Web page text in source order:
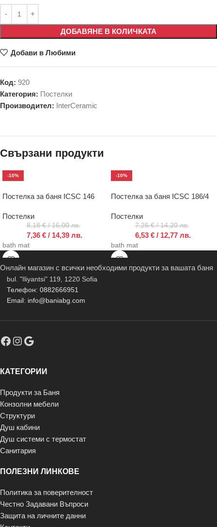
ДОБАВЯНЕ В КОЛИЧКАТА
Добави в Любими
Код: 920
Категория: Постелки
Производител: InterCeramic
Свързани продукти
-10%
Постелка за баня ICSC 146
Постелки
8,18€/ 16,00 лв.
7,36 €/ 14,39 лв.
bath mat
-10%
Постелка за баня ICSC 186/4
Постелки
7,26€/ 14,20 лв.
6,53 €/ 12,77 лв.
bath mat
Онлайн магазин с всички необходими продукти за вашата баня
bul. "Iliyantsi" 119, 1220 Sofia
Телефон: 0882666951
Email: info@baniabg.com
КАТЕГОРИИ
Продукти за Баня
Конзолни мебели
Структури
Душ кабини
Душ системи с термостат
Санитария
ПОЛЕЗНИ ЛИНКОВЕ
Политика за поверителност
Честно Задавани Въпроси
Защита на личните данни